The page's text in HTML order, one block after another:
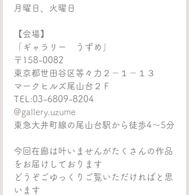
月曜日、火曜日
【会場】
「ギャラリー　うずめ」
〒158-0082
東京都世田谷区等々力２－１－１３
マークヒルズ尾山台２Ｆ
TEL:03-6809-8204
@gallery.uzume
東急大井町線の尾山台駅から徒歩4～5分
今回在廊は叶いませんがたくさんの作品
をお届けしております
どうぞごゆっくりご覧いただければと思
います